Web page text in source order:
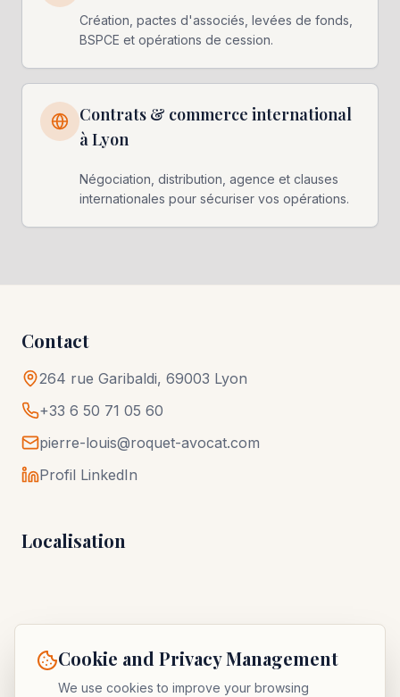
Cookie and Privacy Management
We use cookies to improve your browsing
Création, pactes d'associés, levées de fonds,
BSPCE et opérations de cession.
Contrats & commerce international
à Lyon
Négociation, distribution, agence et clauses
internationales pour sécuriser vos opérations.
Contact
264 rue Garibaldi, 69003 Lyon
+33 6 50 71 05 60
pierre-louis@roquet-avocat.com
Profil LinkedIn
Localisation